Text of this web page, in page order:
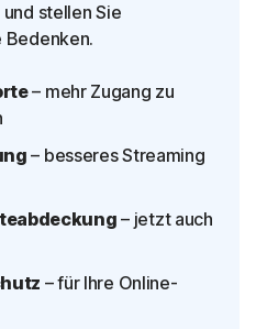
stellen Sie
Bedenken.
– mehr Zugang zu
– besseres Streaming
– jetzt auch
– für Ihre Online-